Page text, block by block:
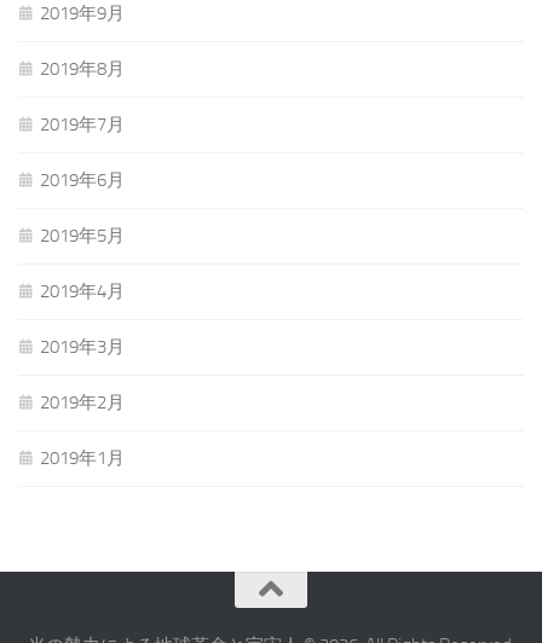
2019年9月
2019年8月
2019年7月
2019年6月
2019年5月
2019年4月
2019年3月
2019年2月
2019年1月